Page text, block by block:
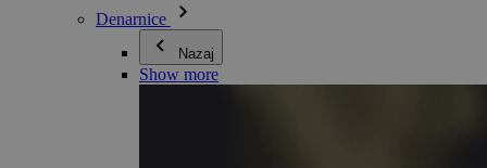
Denarnice
Nazaj
Show more